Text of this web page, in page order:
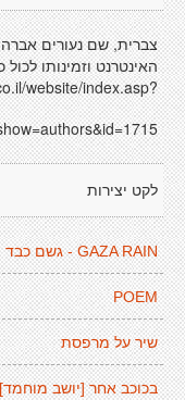
צברית, שם נעורים
האינטרנט וזמינותו
website/index.asp?
לקט יצירות
GAZA RAIN - גשם כבד ירד בעזה
POEM
שיר על מרפסת
בכוכב אחר [יושב